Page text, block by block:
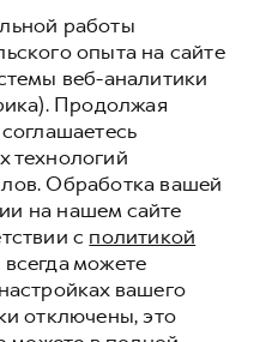
касающаяся
носит
публичной офертой.
носят информационный
рекомендуемыми
(ООО «Грейт
информации
официальному дилеру ООО
Горячей линии 8 (800)
может отсутствовать
оперативных служб
Рус»
работы
опыта на сайте
веб-аналитики
Продолжая
технологий
Обработка вашей
на нашем сайте
с политикой
можете
вашего
отключены, это